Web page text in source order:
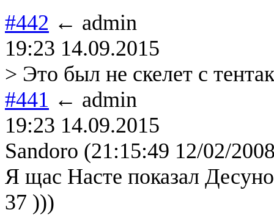
#442 ← admin
19:23 14.09.2015
> Это был не скелет с
#441 ← admin
19:23 14.09.2015
Sandoro (21:15:49 12/02/
Я щас Насте показал
37 )))